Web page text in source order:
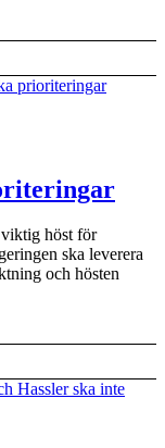
höst för
ska leverera
och hösten